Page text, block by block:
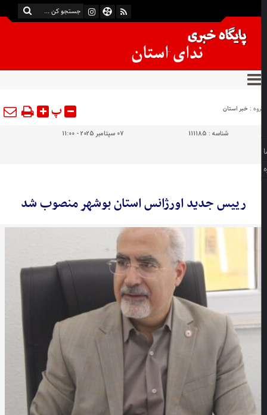
:خبر استان پ
شناسه :111185 07 سپتامبر 2025 - 11:00
رییس جدید اورژانس استان بوشهر منصوب شد